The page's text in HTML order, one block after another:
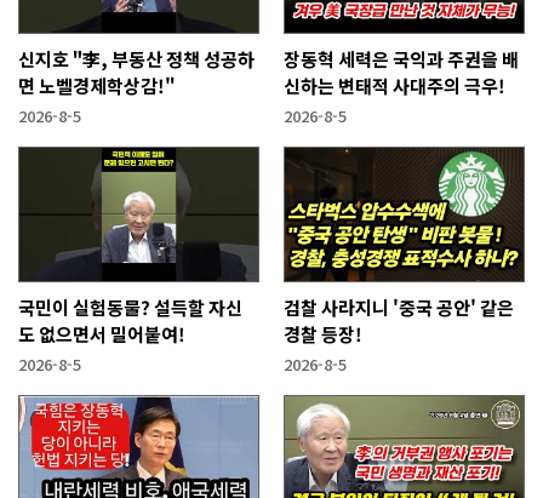
신지호 "李, 부동산 정책 성공하
면 노벨경제학상감!"
2026-8-5
장동혁 세력은 국익과 주권을 배
신하는 변태적 사대주의 극우!
2026-8-5
국민이 실험동물? 설득할 자신
도 없으면서 밀어붙여!
2026-8-5
검찰 사라지니 '중국 공안' 같은
경찰 등장!
2026-8-5